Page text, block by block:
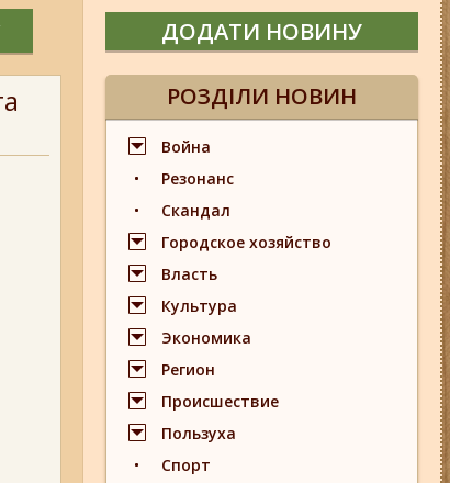
ДОДАТИ НОВИНУ
РОЗДІЛИ НОВИН
Война
Резонанс
Скандал
Городское хозяйство
Власть
Культура
Экономика
Регион
Происшествие
Пользуха
Спорт